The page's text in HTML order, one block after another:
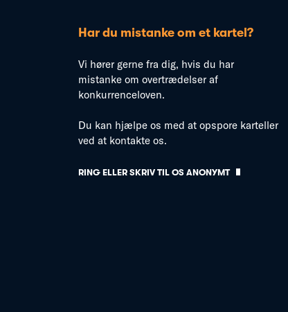
Har du mistanke om et kartel?
Vi hører gerne fra dig, hvis du har
mistanke om overtrædelser af
konkurrenceloven.
Du kan hjælpe os med at opspore karteller
ved at kontakte os.
RING ELLER SKRIV TIL OS ANONYMT